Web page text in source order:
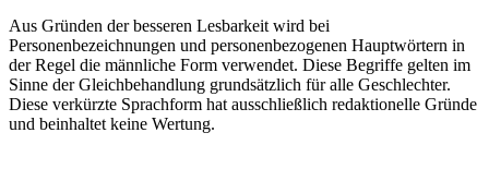
Aus Gründen der besseren Lesbarkeit wird bei
Personenbezeichnungen und personenbezogenen Hauptwörtern in
der Regel die männliche Form verwendet. Diese Begriffe gelten im
Sinne der Gleichbehandlung grundsätzlich für alle Geschlechter.
Diese verkürzte Sprachform hat ausschließlich redaktionelle Gründe
und beinhaltet keine Wertung.